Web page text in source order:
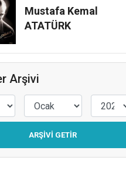
Mustafa Kemal
ATATÜRK
Arşivi
ARŞIVI GETIR